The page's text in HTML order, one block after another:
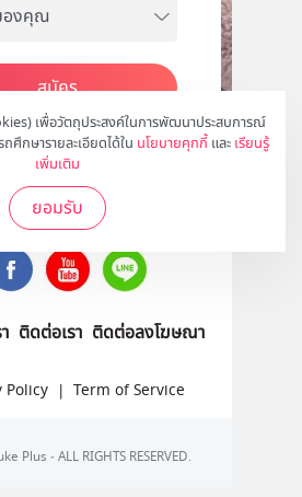
เพื่อวัตถุประสงค์ในการพัฒนาประสบการณ์
ศึกษารายละเอียดได้ใน นโยบายคุกกี้ และ เรียนรู้
เพิ่มเติม
ยอมรับ
สมัคร
ติดตามเราได้ที่
ติดต่อเรา ติดต่อลงโฆษณา
Policy | Term of Service
Plus - ALL RIGHTS RESERVED.